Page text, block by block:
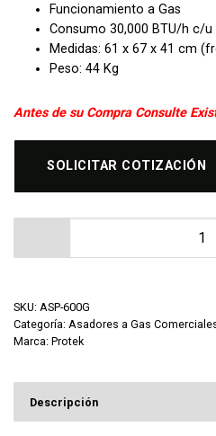
Funcionamiento a Gas
Consumo 30,000 BTU/h c/
Medidas: 61 x 67 x 41 cm
Peso: 44 Kg
Antes de su Compra Consulte
SOLICITAR COTIZACIÓN
Asador a Gas 2
SKU: ASP-600G
Categoría: Asadores a Gas
Marca: Protek
Descripción